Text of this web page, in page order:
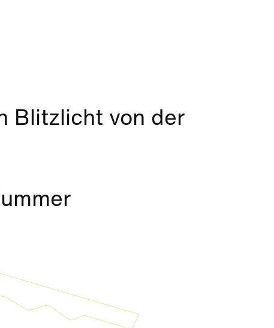
Blitzlicht von der